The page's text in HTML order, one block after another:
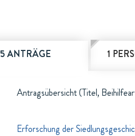
5 ANTRÄGE 1
Antragsübersicht (Titel,
Erforschung der